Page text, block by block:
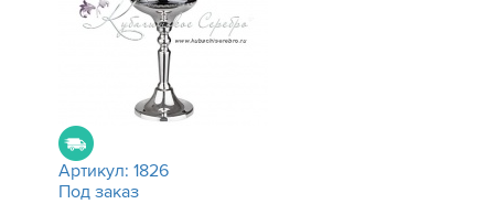
Артикул: 1826
Под заказ